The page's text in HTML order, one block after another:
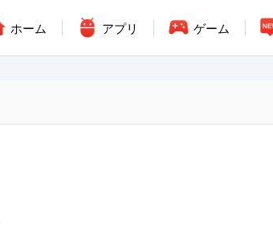
ホーム アプリ ゲーム